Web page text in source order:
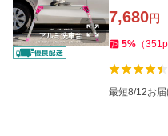
7,680円
5% （351
最短8/12お届